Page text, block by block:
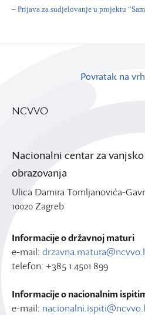
– Prijava za sudjelovanje u projektu
Povratak na vrh
NCVVO
Nacionalni centar za
obrazovanja
Ulica Damira Tomljanovića-
10020 Zagreb
Informacije o državnoj maturi
e-mail:
telefon: +385 1 4501 899
Informacije o nacionalnim
e-mail: